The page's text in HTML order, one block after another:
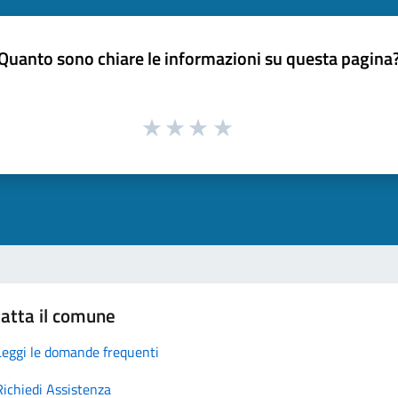
sono chiare le informazioni su questa
il comune
le domande frequenti
Assistenza